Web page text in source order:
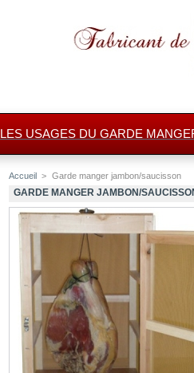
LES USAGES DU GARDE
Accueil > Garde manger jambon/saucisson
GARDE MANGER JAMBON/